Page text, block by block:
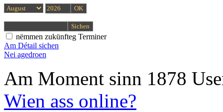
nëmmen zukünfteg Terminer
Am Détail sichen
Nei agedroen
Am Moment sinn 1878
Wien ass online?